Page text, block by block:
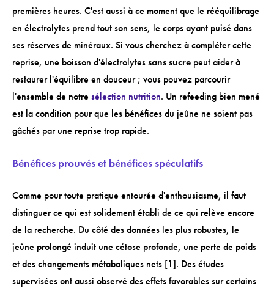
premières heures. C'est aussi à ce moment que le rééquilibrage
en électrolytes prend tout son sens, le corps ayant puisé dans
ses réserves de minéraux. Si vous cherchez à compléter cette
reprise, une boisson d'électrolytes sans sucre peut aider à
restaurer l'équilibre en douceur ; vous pouvez parcourir
l'ensemble de notre sélection nutrition. Un refeeding bien mené
est la condition pour que les bénéfices du jeûne ne soient pas
gâchés par une reprise trop rapide.
Bénéfices prouvés et bénéfices spéculatifs
Comme pour toute pratique entourée d'enthousiasme, il faut
distinguer ce qui est solidement établi de ce qui relève encore
de la recherche. Du côté des données les plus robustes, le
jeûne prolongé induit une cétose profonde, une perte de poids
et des changements métaboliques nets [1]. Des études
supervisées ont aussi observé des effets favorables sur certains